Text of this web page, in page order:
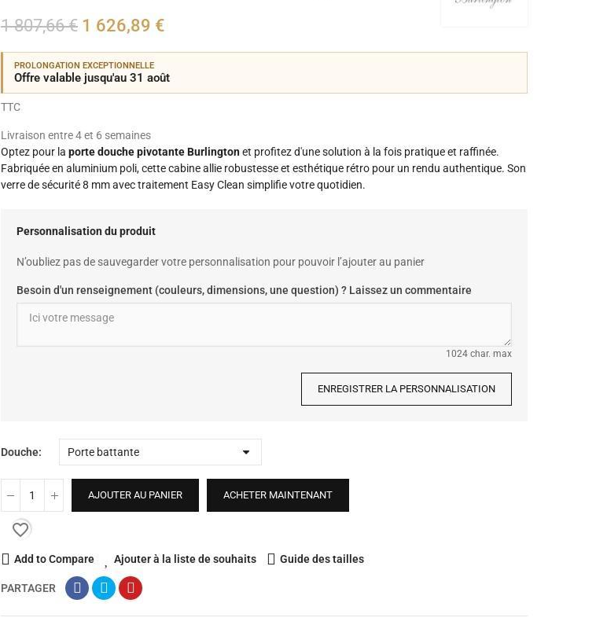
1 807,66 € 1 626,89 €
PROLONGATION EXCEPTIONNELLE
Offre valable jusqu'au 31 août
TTC
Livraison entre 4 et 6 semaines
Optez pour la porte douche pivotante Burlingtonet profitez d'une solution à la fois pratique et raffinée.
Fabriquée en aluminium poli, cette cabine allie robustesse et esthétique rétro pour un rendu authentique. Son
verre de sécurité 8 mm avec traitement Easy Clean simplifie votre quotidien.
Personnalisation du produit
N’oubliez pas de sauvegarder votre personnalisation pour pouvoir l’ajouter au panier
Besoin d'un renseignement (couleurs, dimensions, une question) ? Laissez un commentaire
1024 char. max
ENREGISTRER LA PERSONNALISATION
Douche
AJOUTER AU PANIER ACHETER MAINTENANT
favorite_border
Add to Compare Ajouter à la liste de souhaits Guide des tailles
PARTAGER